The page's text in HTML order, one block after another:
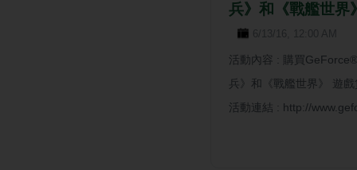
兵》和《戰艦世界
6/13/16, 12:00 AM
活動內容 : 購買
兵》和《戰艦世界》 遊
活動連結 : http://